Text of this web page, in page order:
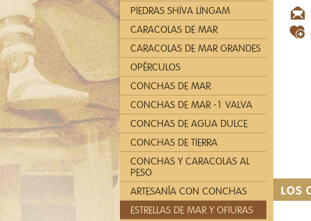
LOS
PIEDRAS SHIVA LINGAM
CARACOLAS DE MAR
CARACOLAS DE MAR GRANDES
OPÉRCULOS
CONCHAS DE MAR
CONCHAS DE MAR -1 VALVA
CONCHAS DE AGUA DULCE
CONCHAS DE TIERRA
CONCHAS Y CARACOLAS AL
PESO
ARTESANÍA CON CONCHAS
ESTRELLAS DE MAR Y OFIURAS